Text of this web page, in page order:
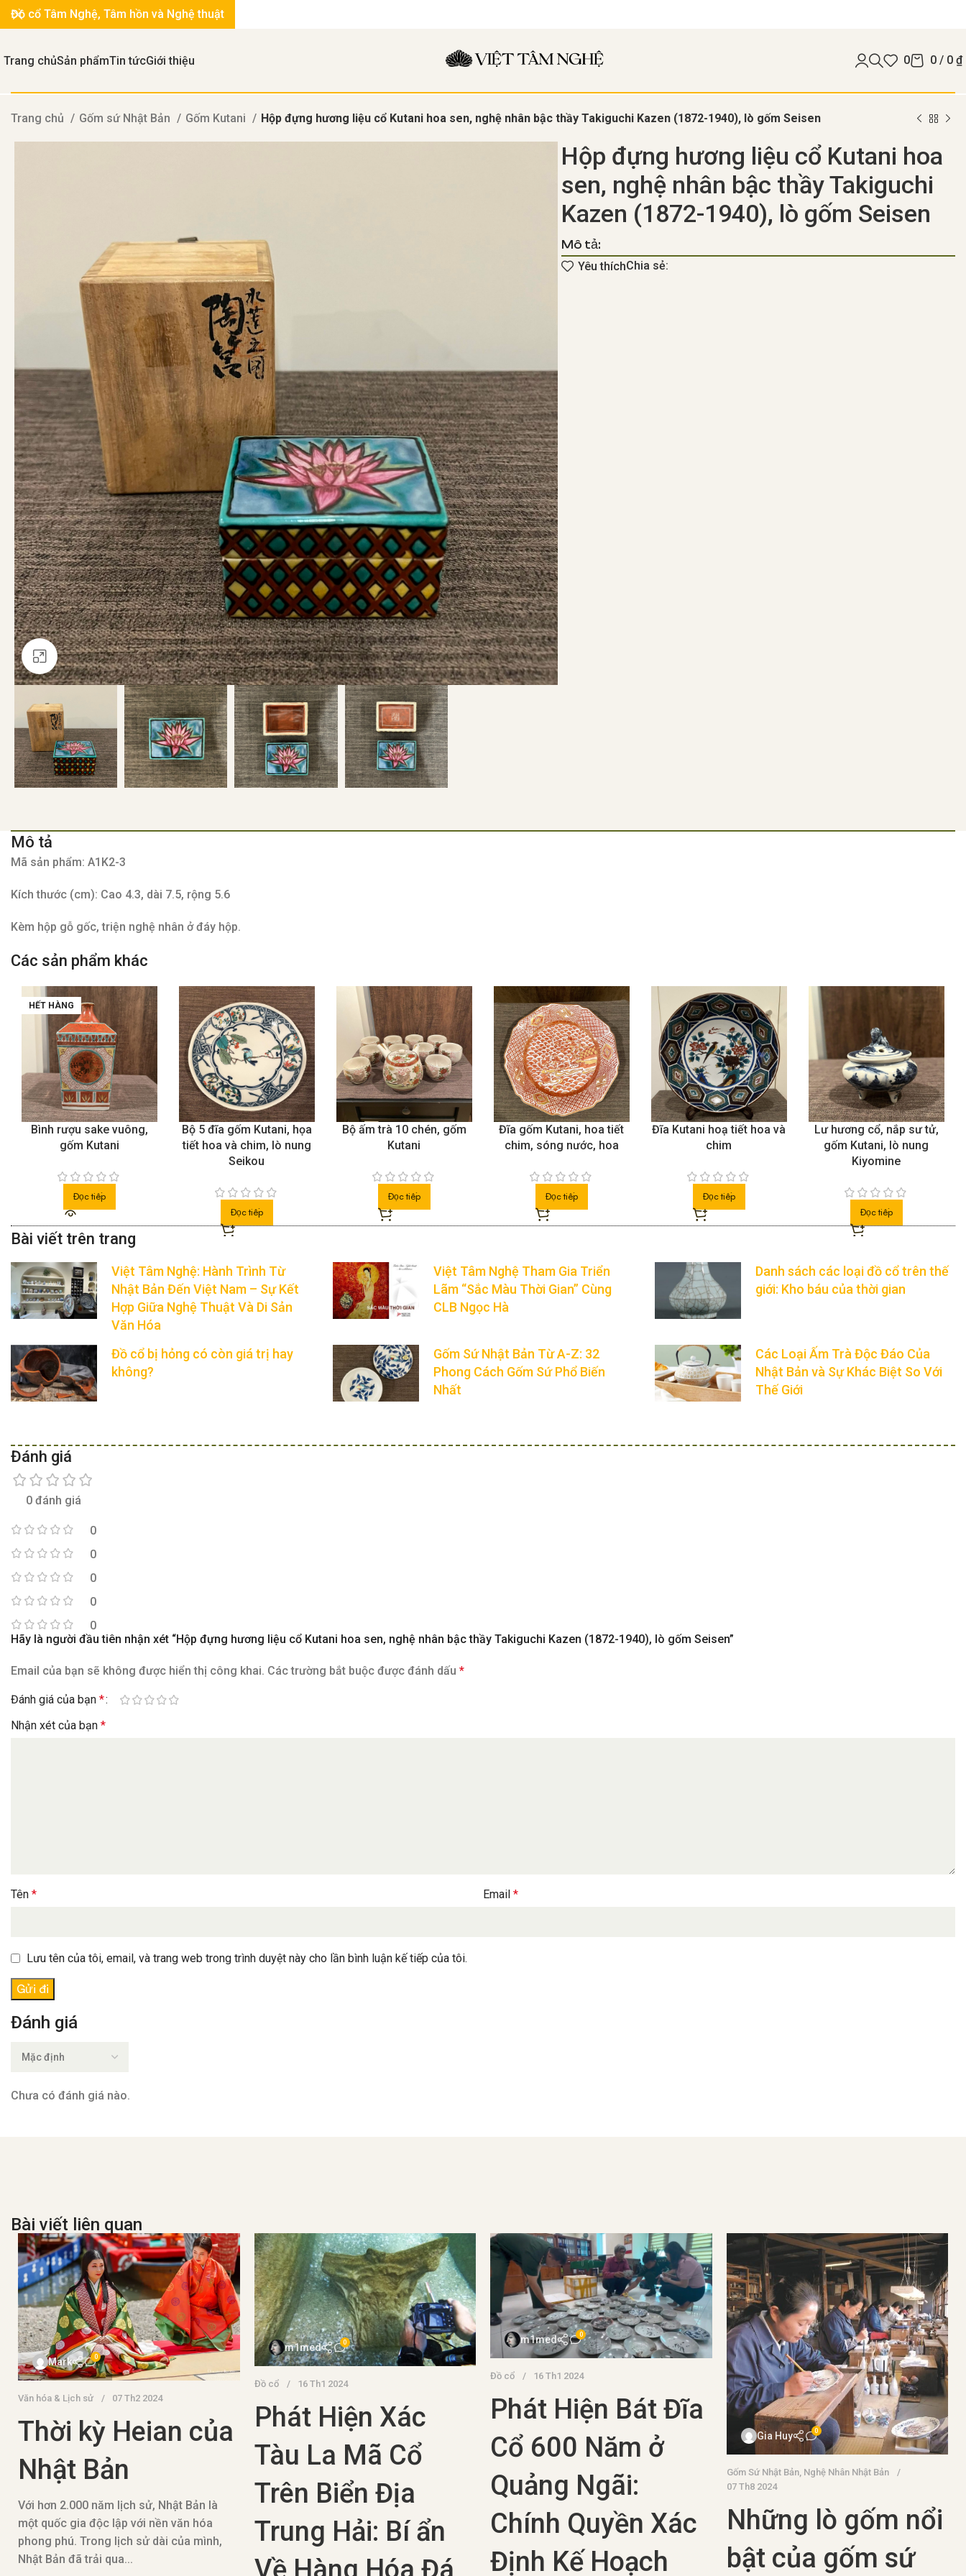
Trang chủSản phẩmTin tứcGiới thiệu 0 0 / 0 ₫
Trang chủ Gốm sứ Nhật Bản Gốm Kutani Hộp đựng hương liệu cổ Kutani hoa sen, nghệ nhân bậc thầy Takiguchi Kazen (1872-1940), lò gốm Seisen
Click to enlarge
Hộp đựng hương liệu cổ Kutani hoa
sen, nghệ nhân bậc thầy Takiguchi
Kazen (1872-1940), lò gốm Seisen
Mô tả:
Yêu thíchChia sẻ:
Mô tả
Mã sản phẩm: A1K2-3
Kích thước (cm): Cao 4.3, dài 7.5, rộng 5.6
Kèm hộp gỗ gốc, triện nghệ nhân ở đáy hộp.
Các sản phẩm khác
HẾT HÀNG
Bình rượu sake vuông,
gốm Kutani
Đọc tiếp
Bộ 5 đĩa gốm Kutani, họa
tiết hoa và chim, lò nung
Seikou
Đọc tiếp
Bộ ấm trà 10 chén, gốm
Kutani
Đọc tiếp
Đĩa gốm Kutani, hoa tiết
chim, sóng nước, hoa
Đọc tiếp
Đĩa Kutani hoạ tiết hoa và
chim
Đọc tiếp
Lư hương cổ, nắp sư tử,
gốm Kutani, lò nung
Kiyomine
Đọc tiếp
Việt Tâm Nghệ: Hành Trình Từ
Nhật Bản Đến Việt Nam – Sự Kết
Hợp Giữa Nghệ Thuật Và Di Sản
Văn Hóa
Việt Tâm Nghệ Tham Gia Triển
Lãm “Sắc Màu Thời Gian” Cùng
CLB Ngọc Hà
Danh sách các loại đồ cổ trên thế
giới: Kho báu của thời gian
Đồ cổ bị hỏng có còn giá trị hay
không?
Gốm Sứ Nhật Bản Từ A-Z: 32
Phong Cách Gốm Sứ Phổ Biến
Nhất
Các Loại Ấm Trà Độc Đáo Của
Nhật Bản và Sự Khác Biệt So Với
Thế Giới
Đánh giá
0 đánh giá
0
0
0
0
0
Đánh giá
Chưa có đánh giá nào.
Hãy là người đầu tiên nhận xét “Hộp đựng hương liệu cổ Kutani hoa sen, nghệ nhân bậc thầy Takiguchi Kazen (1872-1940), lò gốm Seisen”
Email của bạn sẽ không được hiển thị công khai. Các trường bắt buộc được đánh dấu*
Đánh giá của bạn*
Nhận xét của bạn*
Tên* Email*
Lưu tên của tôi, email, và trang web trong trình duyệt này cho lần bình luận kế tiếp của tôi.
Bài viết liên quan
Mark 0
Văn hóa & Lịch sử 07 Th2 2024
Thời kỳ Heian của
Nhật Bản
Với hơn 2.000 năm lịch sử, Nhật Bản là
một quốc gia độc lập với nền văn hóa
phong phú. Trong lịch sử dài của mình,
Nhật Bản đã trải qua...
m1med 0
Đồ cổ 16 Th1 2024
Phát Hiện Xác
Tàu La Mã Cổ
Trên Biển Địa
Trung Hải: Bí ẩn
Về Hàng Hóa Đá
m1med 0
Đồ cổ 16 Th1 2024
Phát Hiện Bát Đĩa
Cổ 600 Năm ở
Quảng Ngãi:
Chính Quyền Xác
Định Kế Hoạch
Gia Huy 0
Gốm Sứ Nhật Bản, Nghệ Nhân Nhật Bản
07 Th8 2024
Những lò gốm nổi
bật của gốm sứ
Đồ cổ Tâm Nghệ, Tâm hồn và Nghệ thuật